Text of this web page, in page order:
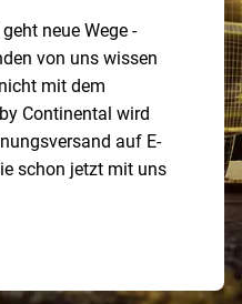
neue Wege -
von uns wissen
mit dem
Continental wird
auf E-
schon jetzt mit uns